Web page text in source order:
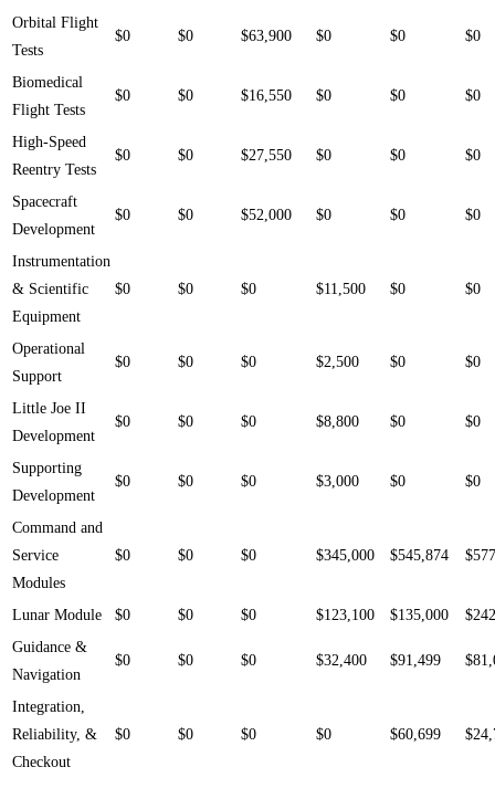
Orbital Flight
Tests
$0 $0 $63,900 $0 $0 $0
Biomedical
Flight Tests
$0 $0 $16,550 $0 $0 $0
High-Speed
Reentry Tests
$0 $0 $27,550 $0 $0 $0
Spacecraft
Development
$0 $0 $52,000 $0 $0 $0
Instrumentation
& Scientific
Equipment
$0 $0 $0 $11,500 $0 $0
Operational
Support
$0 $0 $0 $2,500 $0 $0
Little Joe II
Development
$0 $0 $0 $8,800 $0 $0
Supporting
Development
$0 $0 $0 $3,000 $0 $0
Command and
Service
Modules
$0 $0 $0 $345,000 $545,874
Lunar Module $0 $0 $0 $123,100 $135,000
Guidance &
Navigation
$0 $0 $0 $32,400 $91,499
Integration,
Reliability, &
Checkout
$0 $0 $0 $0 $60,699